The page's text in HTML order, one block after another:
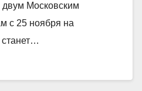
двум Московским
с 25 ноября на